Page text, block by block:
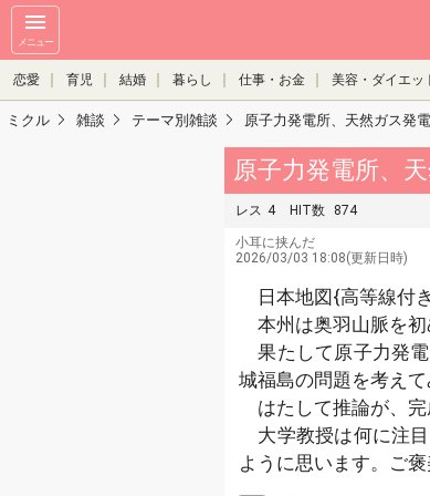
メニュー
恋愛 育児 結婚 暮らし 仕事・お金 美容・ダイエッ
ミクル 雑談 テーマ別雑談 原子力発電所、天然ガス発電
原子力発電所、
レス 4 HIT数 874
小耳に挟んだ
2026/03/03 18:08(更新日時)
日本地図{高等線付
本州は奥羽山脈を初
果たして原子力発
城福島の問題を考えて
はたして推論が、完
大学教授は何に注
ように思います。ご